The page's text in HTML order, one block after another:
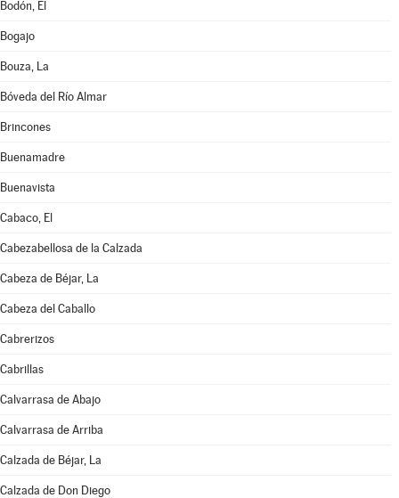
Bodón, El
Bogajo
Bouza, La
Bóveda del Río Almar
Brincones
Buenamadre
Buenavista
Cabaco, El
Cabezabellosa de la Calzada
Cabeza de Béjar, La
Cabeza del Caballo
Cabrerizos
Cabrillas
Calvarrasa de Abajo
Calvarrasa de Arriba
Calzada de Béjar, La
Calzada de Don Diego